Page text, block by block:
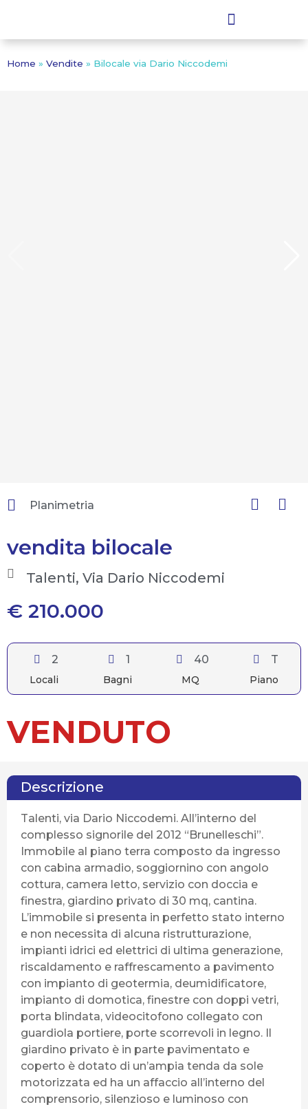
Home » Vendite » Bilocale via Dario Niccodemi
Planimetria
vendita bilocale
Talenti, Via Dario Niccodemi
€ 210.000
2
Locali
1
Bagni
40
MQ
T
Piano
VENDUTO
Descrizione
Talenti, via Dario Niccodemi. All’interno del
complesso signorile del 2012 “Brunelleschi”.
Immobile al piano terra composto da ingresso
con cabina armadio, soggiornino con angolo
cottura, camera letto, servizio con doccia e
finestra, giardino privato di 30 mq, cantina.
L’immobile si presenta in perfetto stato interno
e non necessita di alcuna ristrutturazione,
impianti idrici ed elettrici di ultima generazione,
riscaldamento e raffrescamento a pavimento
con impianto di geotermia, deumidificatore,
impianto di domotica, finestre con doppi vetri,
porta blindata, videocitofono collegato con
guardiola portiere, porte scorrevoli in legno. Il
giardino privato è in parte pavimentato e
coperto è dotato di un’ampia tenda da sole
motorizzata ed ha un affaccio all’interno del
comprensorio, silenzioso e luminoso con